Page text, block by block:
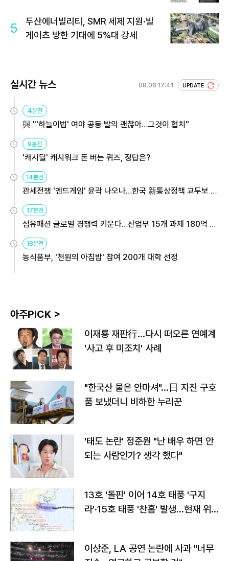
5
두산에너빌리티, SMR 세제 지원·빌
게이츠 방한 기대에 5%대 강세
실시간 뉴스 08.06 17:41 UPDATE
4분전
與 "'하늘이법' 여야 공동 발의 괜찮아…그것이 협치"
9분전
'캐시딜' 캐시워크 돈 버는 퀴즈, 정답은?
14분전
관세전쟁 '엔드게임' 윤곽 나오나…한국 新통상정책 교두보 활
용해야
17분전
섬유패션 글로벌 경쟁력 키운다…산업부 15개 과제 180억 지
원
18분전
농식품부, '천원의 아침밥' 참여 200개 대학 선정
아주PICK >
이재룡 재판行…다시 떠오른 연예계
'사고 후 미조치' 사례
"한국산 물은 안마셔"…日 지진 구호
품 보냈더니 비하한 누리꾼
'태도 논란' 정준원 "난 배우 하면 안
되는 사람인가? 생각 했다"
13호 '돌핀' 이어 14호 태풍 '구지
라'·15호 태풍 '찬홈' 발생…현재 위
이상준, LA 공연 논란에 사과 "너무